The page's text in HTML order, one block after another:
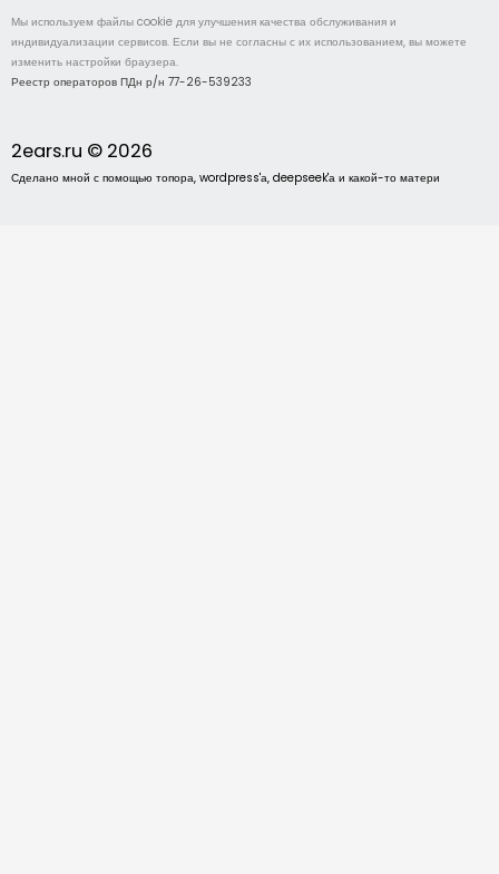
Мы используем файлы cookie для улучшения качества обслуживания и
индивидуализации сервисов. Если вы не согласны с их использованием, вы можете
изменить настройки браузера.
Реестр операторов ПДн р/н 77-26-539233
2ears.ru © 2026
Сделано мной с помощью топора, wordpress'а, deepseek'а и какой-то матери